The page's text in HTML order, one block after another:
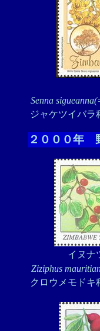
Senna
ジャケツイバ
２０００年
イヌナ
Ziziphus
クロウメモド